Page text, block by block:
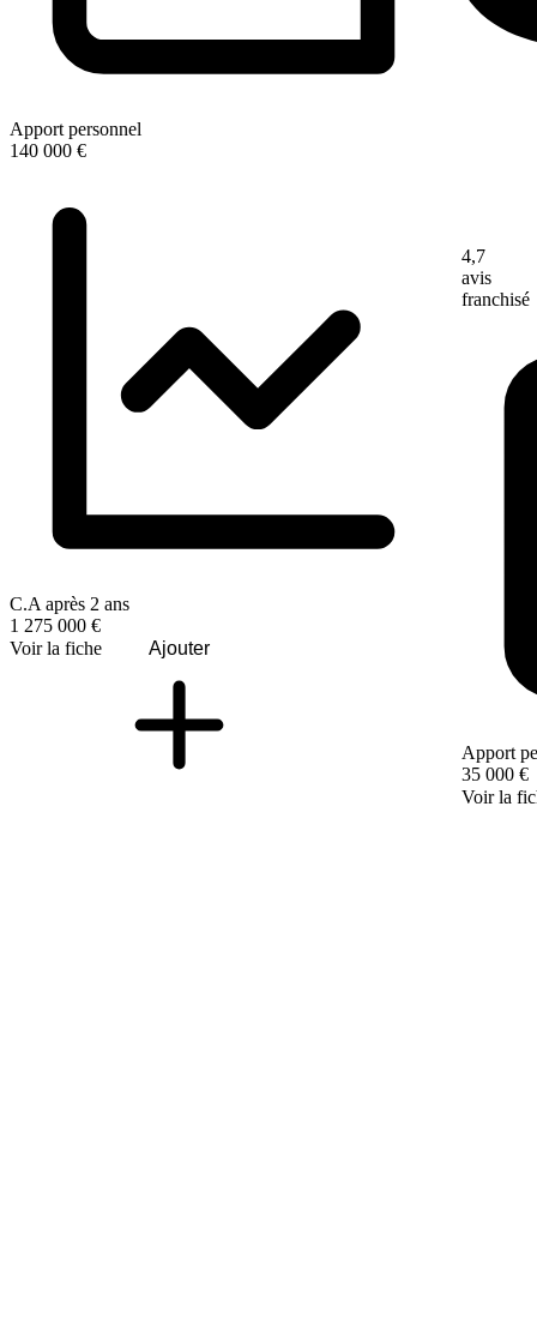
Apport personnel
140 000 €
C.A après 2 ans
1 275 000 €
Voir la fiche
Ajouter
4,7
avis
franchisé
Apport
35 000 €
Voir la